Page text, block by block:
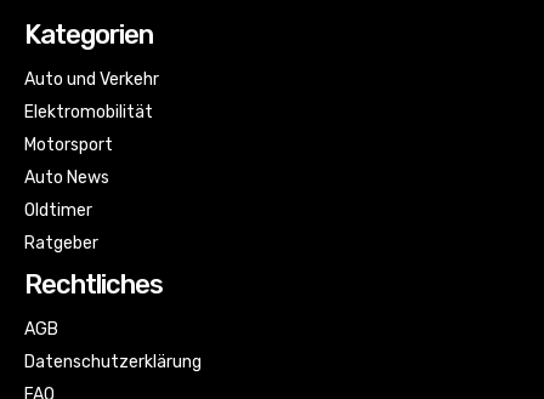
Kategorien
Auto und Verkehr
Elektromobilität
Motorsport
Auto News
Oldtimer
Ratgeber
Rechtliches
AGB
Datenschutzerklärung
FAQ